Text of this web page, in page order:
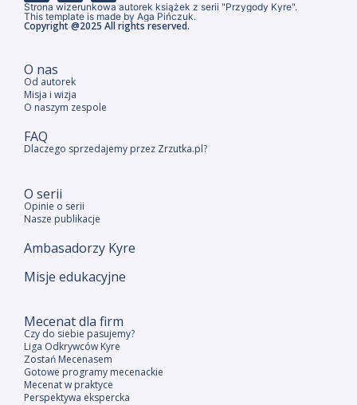
Strona wizerunkowa autorek książek z serii "Przygody Kyre".
This template is made by Aga Pińczuk.
Copyright @2025 All rights reserved.
O nas
Od autorek
Misja i wizja
O naszym zespole
FAQ
Dlaczego sprzedajemy przez Zrzutka.pl?
O serii
Opinie o serii
Nasze publikacje
Ambasadorzy Kyre
Misje edukacyjne
Mecenat dla firm
Czy do siebie pasujemy?
Liga Odkrywców Kyre
Zostań Mecenasem
Gotowe programy mecenackie
Mecenat w praktyce
Perspektywa ekspercka